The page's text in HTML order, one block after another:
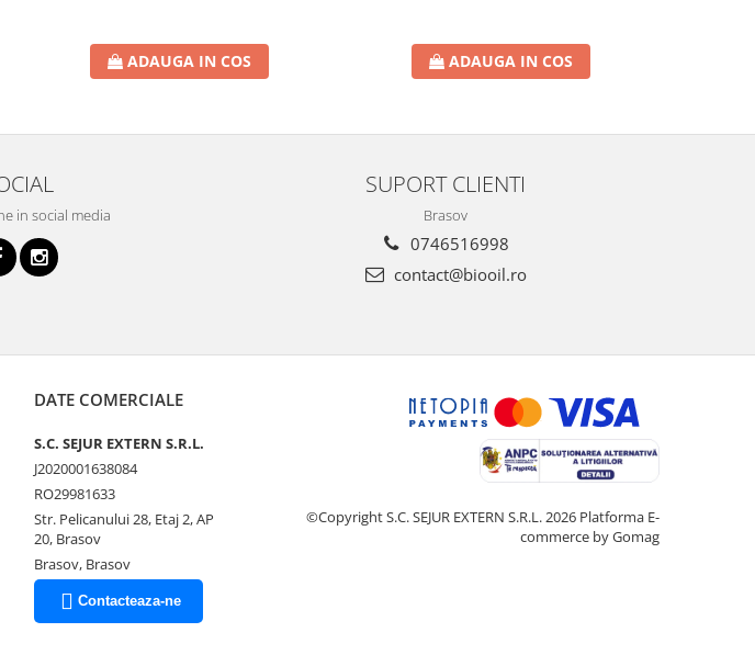
ADAUGA IN COS ADAUGA IN COS
in social media
SUPORT CLIENTI
Brasov
0746516998
contact@biooil.ro
DATE COMERCIALE
S.C. SEJUR EXTERN S.R.L.
J2020001638084
RO29981633
Str. Pelicanului 28, Etaj 2, AP
20, Brasov
Brasov, Brasov
Contacteaza-ne
©Copyright S.C. SEJUR EXTERN S.R.L. 2026 Platforma E-
commerce by Gomag